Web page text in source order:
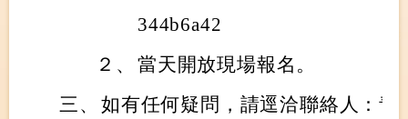
344b6a42
２、 當天開放現場報名。
三、 如有任何疑問，請逕洽聯絡人：青